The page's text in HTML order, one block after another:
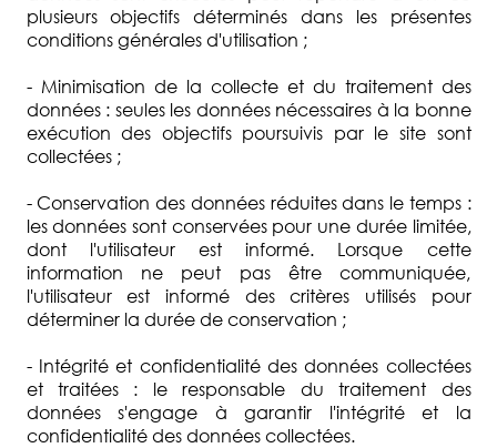
plusieurs objectifs déterminés dans les présentes
conditions générales d'utilisation ;
- Minimisation de la collecte et du traitement des
données : seules les données nécessaires à la bonne
exécution des objectifs poursuivis par le site sont
collectées ;
- Conservation des données réduites dans le temps :
les données sont conservées pour une durée limitée,
dont l'utilisateur est informé. Lorsque cette
information ne peut pas être communiquée,
l'utilisateur est informé des critères utilisés pour
déterminer la durée de conservation ;
- Intégrité et confidentialité des données collectées
et traitées : le responsable du traitement des
données s'engage à garantir l'intégrité et la
confidentialité des données collectées.